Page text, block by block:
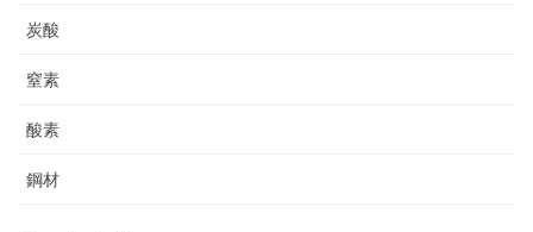
炭酸
窒素
酸素
鋼材